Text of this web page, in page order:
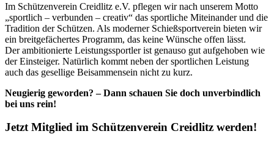
Im Schützenverein Creidlitz e.V. pflegen wir nach unserem Motto
„sportlich – verbunden – creativ“ das sportliche Miteinander und die
Tradition der Schützen. Als moderner Schießsportverein bieten wir
ein breitgefächertes Programm, das keine Wünsche offen lässt.
Der ambitionierte Leistungssportler ist genauso gut aufgehoben wie
der Einsteiger. Natürlich kommt neben der sportlichen Leistung
auch das gesellige Beisammensein nicht zu kurz.
Neugierig geworden? – Dann schauen Sie doch unverbindlich
bei uns rein!
Jetzt Mitglied im Schützenverein Creidlitz werden!